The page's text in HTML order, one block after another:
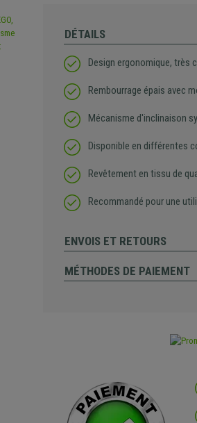
DÉTAILS
Design ergonomique, très
Rembourrage épais avec
Mécanisme d'inclinaison
Disponible en différentes
Revêtement en tissu de
Recommandé pour une
ENVOIS ET RETOURS
MÉTHODES DE PAIEMENT